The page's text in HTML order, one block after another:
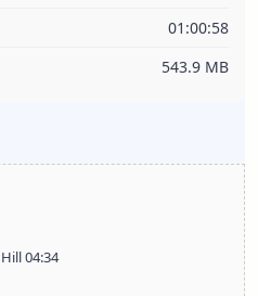
01:00:58
543.9 MB
04:34